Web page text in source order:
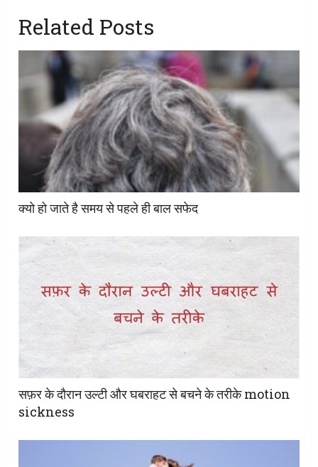
Related Posts
क्यो हो जाते है समय से पहले ही बाल सफेद
सफ़र के दौरान उल्टी और घबराहट से बचने के तरीके motion
sickness